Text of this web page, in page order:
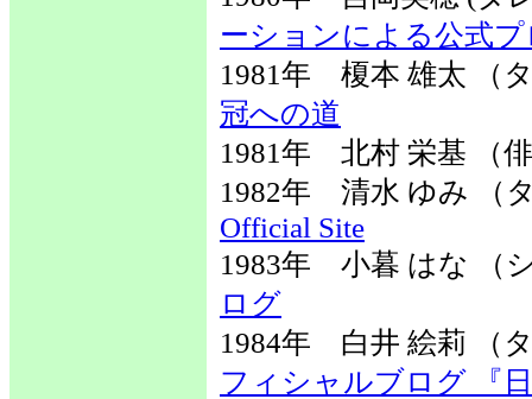
ーションによる公式
1981年 榎本 雄太
冠への道
1981年 北村 栄基 （
1982年 清水 ゆみ
Official Site
1983年 小暮 はな
ログ
1984年 白井 絵莉
フィシャルブログ 『